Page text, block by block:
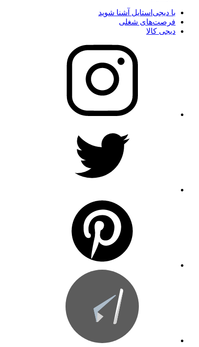
با دیجی‌استایل آشنا شوید
فرصت‌های شغلی
دیجی کالا